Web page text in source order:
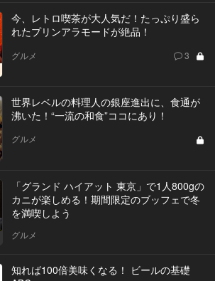
今、レトロ喫茶が大人気だ！たっぷり盛ら
れたプリンアラモードが絶品！
グルメ 3
世界レベルの料理人の銀座進出に、食通が
沸いた！“一流の和食”ココにあり！
グルメ
「グランド ハイアット 東京」で1人800gの
カニが楽しめる！期間限定のブッフェで冬
を満喫しよう
グルメ
知れば100倍美味くなる！ ビールの基礎